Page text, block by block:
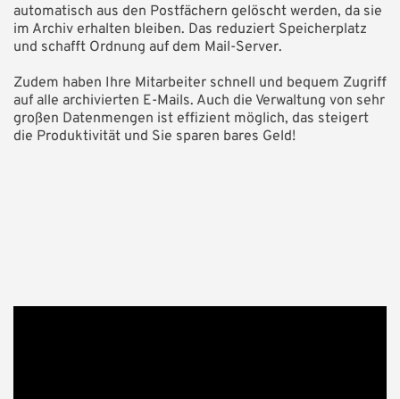
automatisch aus den Postfächern gelöscht werden, da sie
im Archiv erhalten bleiben. Das reduziert Speicherplatz
und schafft Ordnung auf dem Mail-Server.
Zudem haben Ihre Mitarbeiter schnell und bequem Zugriff
auf alle archivierten E-Mails. Auch die Verwaltung von sehr
großen Datenmengen ist effizient möglich, das steigert
die Produktivität und Sie sparen bares Geld!